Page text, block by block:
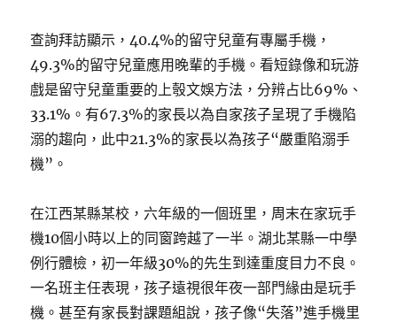
查詢拜訪顯示，40.4%的留守兒童有專屬手機，
49.3%的留守兒童應用晚輩的手機。看短錄像和玩游
戲是留守兒童重要的上彀文娛方法，分辨占比69%、
33.1%。有67.3%的家長以為自家孩子呈現了手機陷
溺的趨向，此中21.3%的家長以為孩子“嚴重陷溺手
機”。
在江西某縣某校，六年級的一個班里，周末在家玩手
機10個小時以上的同窗跨越了一半。湖北某縣一中學
例行體檢，初一年級30%的先生到達重度目力不良。
一名班主任表現，孩子遠視很年夜一部門緣由是玩手
機。甚至有家長對課題組說，孩子像“失落”進手機里